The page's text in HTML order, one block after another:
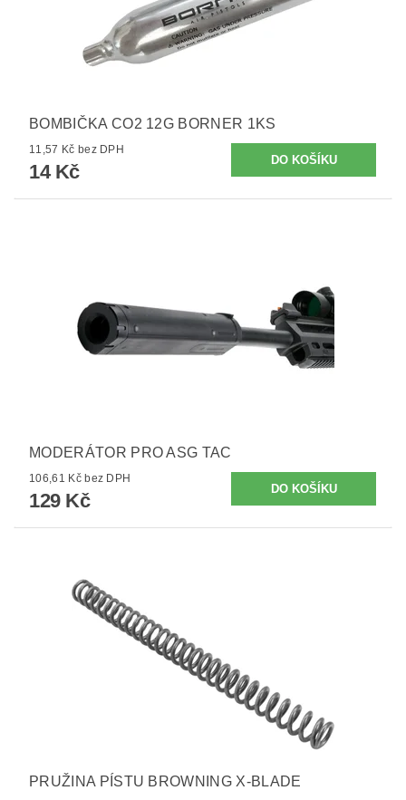
BOMBIČKA CO2 12G BORNER 1KS
11,57 Kč bez DPH
14 Kč
MODERÁTOR PRO ASG TAC
106,61 Kč bez DPH
129 Kč
PRUŽINA PÍSTU BROWNING X-BLADE